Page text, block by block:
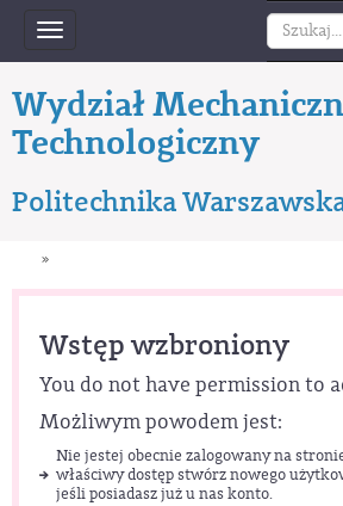
Toggle
navigation
Wydział
Technologiczny
Politechnika
»
Wstęp wzbroniony
You do not have permission to
Możliwym powodem jest:
Nie jestej obecnie zalogowany na
właściwy dostęp stwórz nowego
jeśli posiadasz już u nas konto.